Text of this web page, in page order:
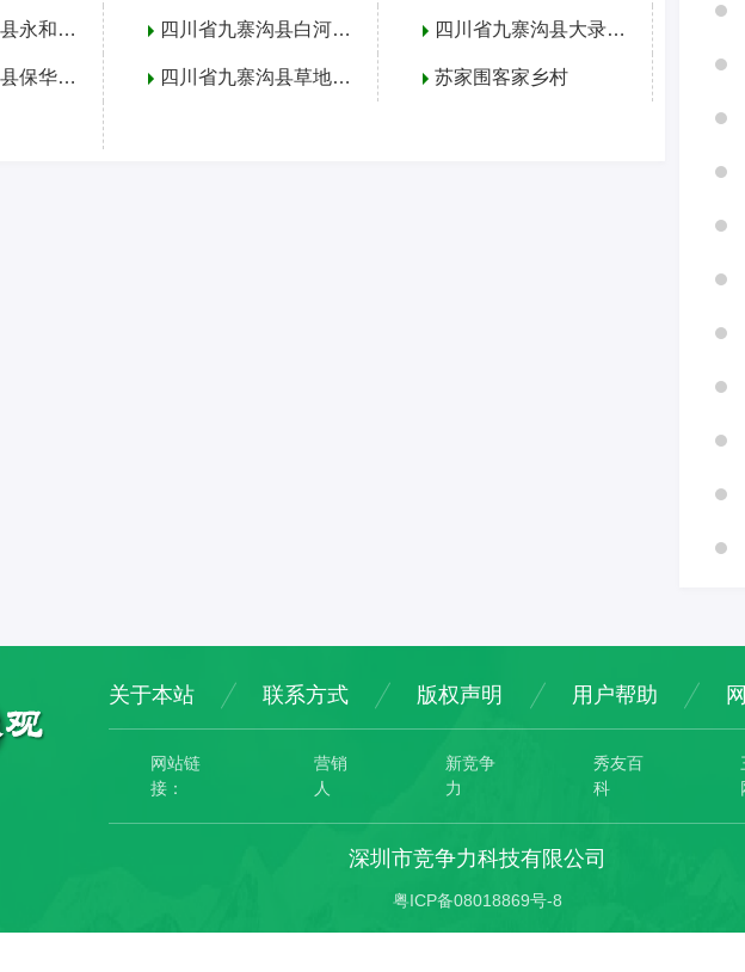
四川省九寨沟县永和乡简介 四川省九寨沟县白河乡简介 四川省九寨沟县大录乡简介
四川省九寨沟县保华乡简介 四川省九寨沟县草地乡简介 苏家围客家乡村
关于本站 联系方式 版权声明 用户帮助
网站链
接：
营销
人
新竞争
力
秀友百
科
深圳市竞争力科技有限公司
粤ICP备08018869号-8